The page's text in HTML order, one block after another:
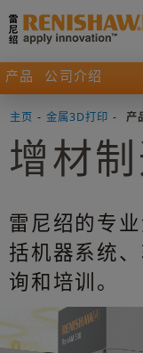
产品 公司介绍
主页 - 金属3D打印 - 产
增材
雷尼绍的专
括机器系统
询和培训。